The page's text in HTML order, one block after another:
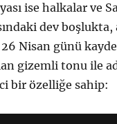
ise halkalar ve
dev boşlukta,
26 Nisan günü
gizemli tonu ile
bir özelliğe sahip: